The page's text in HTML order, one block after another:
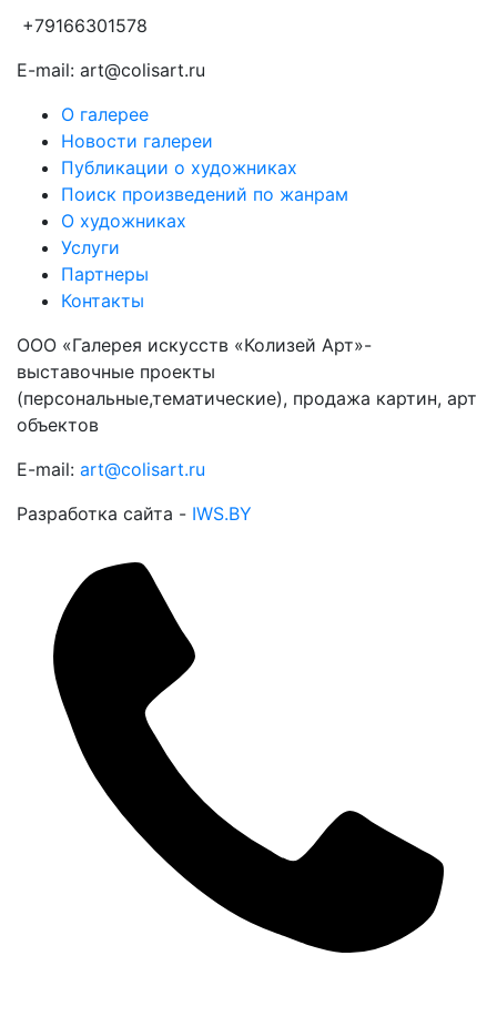
+79166301578
E-mail: art@colisart.ru
О галерее
Новости галереи
Публикации о художниках
Поиск произведений по жанрам
О художниках
Услуги
Партнеры
Контакты
ООО «Галерея искусств «Колизей Арт»-
выставочные проекты
(персональные,тематические), продажа картин, арт
объектов
E-mail: art@colisart.ru
Разработка сайта - IWS.BY